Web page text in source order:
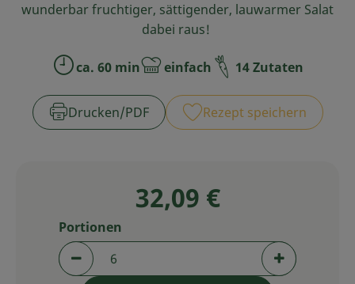
wunderbar fruchtiger, sättigender, lauwarmer Salat
dabei raus!
Zubreitungszeit:
ca. 60 minSchwierigkeit:
einfach 14 Zutaten
Drucken​/​PDF Rezept speichern
32,09 €
Portionen verringern (aktuell 6 Portionen
Portionen
Portionen